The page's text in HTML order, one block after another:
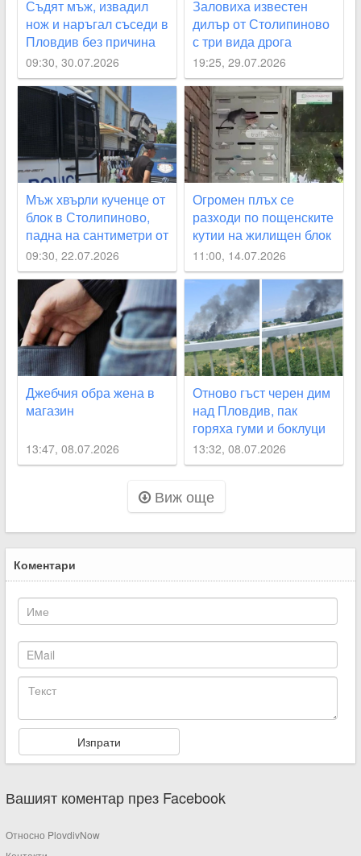
Съдят мъж, извадил
нож и наръгал съседи в
Пловдив без причина
09:30, 30.07.2026
Заловиха известен
дилър от Столипиново
с три вида дрога
19:25, 29.07.2026
Мъж хвърли кученце от
блок в Столипиново,
падна на сантиметри от
дете
09:30, 22.07.2026
Огромен плъх се
разходи по пощенските
кутии на жилищен блок
в Пловдив ВИДЕО
11:00, 14.07.2026
Джебчия обра жена в
магазин
13:47, 08.07.2026
Отново гъст черен дим
над Пловдив, пак
горяха гуми и боклуци
13:32, 08.07.2026
Виж още
Коментари
Вашият коментар през Facebook
Относно PlovdivNow